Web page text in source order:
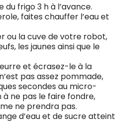
du frigo 3 h à l’avance.
faites chauffer l’eau et
ou la cuve de votre robot,
les jaunes ainsi que le
et écrasez-le à la
pas assez pommade,
secondes au micro-
ne pas le faire fondre,
ne prendra pas.
d’eau et de sucre atteint